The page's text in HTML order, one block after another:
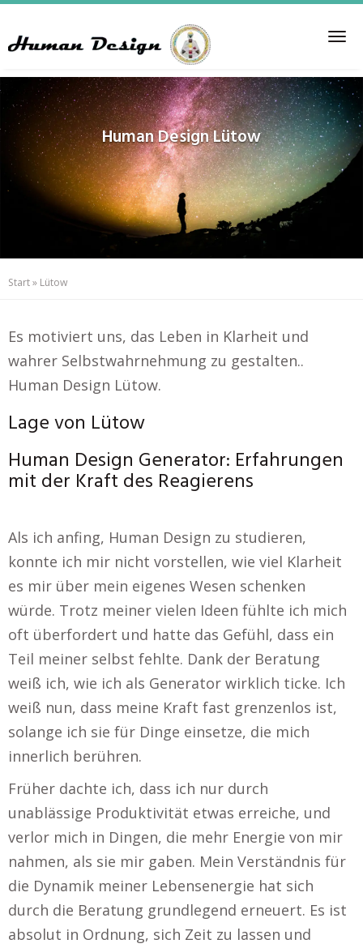
content
Human DesignLütow
Start» Lütow
Es motiviert uns, das Leben in Klarheit und
wahrer Selbstwahrnehmung zu gestalten..
Human Design Lütow.
Lage von Lütow
Human Design Generator: Erfahrungen
mit der Kraft des Reagierens
Als ich anfing, Human Design zu studieren,
konnte ich mir nicht vorstellen, wie viel Klarheit
es mir über mein eigenes Wesen schenken
würde. Trotz meiner vielen Ideen fühlte ich mich
oft überfordert und hatte das Gefühl, dass ein
Teil meiner selbst fehlte. Dank der Beratung
weiß ich, wie ich als Generator wirklich ticke. Ich
weiß nun, dass meine Kraft fast grenzenlos ist,
solange ich sie für Dinge einsetze, die mich
innerlich berühren.
Früher dachte ich, dass ich nur durch
unablässige Produktivität etwas erreiche, und
verlor mich in Dingen, die mehr Energie von mir
nahmen, als sie mir gaben. Mein Verständnis für
die Dynamik meiner Lebensenergie hat sich
durch die Beratung grundlegend erneuert. Es ist
absolut in Ordnung, sich Zeit zu lassen und